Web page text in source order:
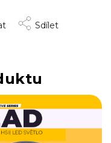
Sdílet